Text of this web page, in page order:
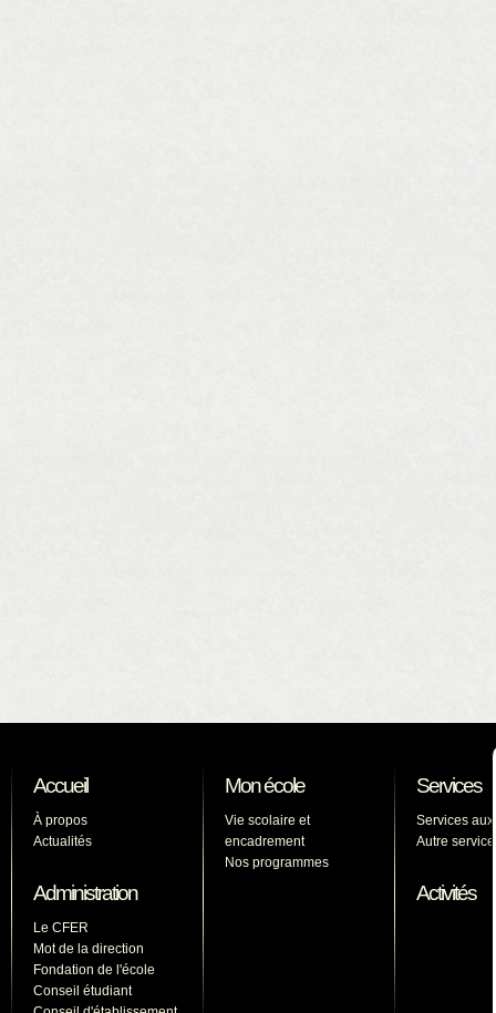
Accueil
À propos
Actualités
Administration
Le CFER
Mot de la direction
Fondation de l'école
Conseil étudiant
Mon école
Vie scolaire et
encadrement
Nos programmes
Services
Services
Autre
Activités